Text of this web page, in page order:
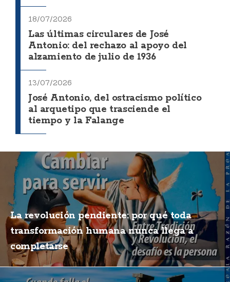
18/07/2026
Las últimas circulares de José
Antonio: del rechazo al apoyo del
alzamiento de julio de 1936
13/07/2026
José Antonio, del ostracismo político
al arquetipo que trasciende el
tiempo y la Falange
La revolución pendiente: por qué toda
transformación humana nunca llega a
completarse